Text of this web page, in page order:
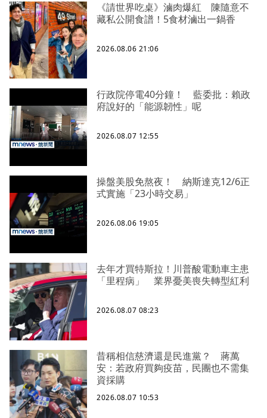
《請世界吃桌》滷肉爆紅 陳隨意不
藏私公開食譜！5食材滷出一鍋香
2026.08.06 21:06
行政院停電40分鐘！ 藍委批：賴政
府說好的「能源韌性」呢
2026.08.07 12:55
操盤美股免熬夜！ 納斯達克12/6正
式實施「23小時交易」
2026.08.06 19:05
去年才買特斯拉！川普酸電動車主患
「里程病」 業界憂美喪失轉型紅利
2026.08.07 08:23
昔稱相信慈濟還是民進黨？ 蔣萬
安：若政府買夠疫苗，民團也不需集
資採購
2026.08.07 10:53